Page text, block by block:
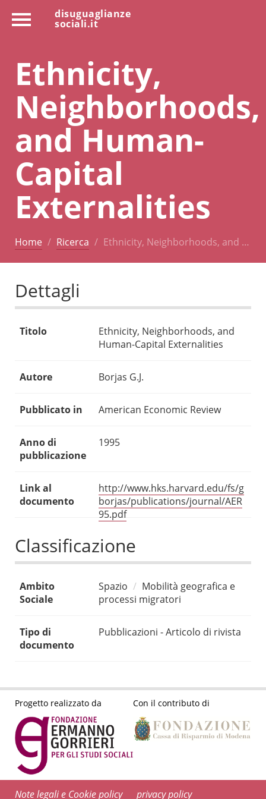
disuguaglianze
sociali.it
Ethnicity,
Neighborhoods,
and Human-
Capital
Externalities
Home Ricerca Ethnicity, Neighborhoods, and …
Dettagli
Titolo
Ethnicity, Neighborhoods, and
Human-Capital Externalities
Autore Borjas G.J.
Pubblicato in American Economic Review
Anno di
pubblicazione
1995
Link al
documento
http://www.hks.harvard.edu/fs/g
borjas/publications/journal/AER
95.pdf
Classificazione
Ambito
Sociale
Spazio
Mobilità geografica e
processi migratori
Tipo di
documento
Pubblicazioni - Articolo di rivista
Progetto realizzato da Con il contributo di
Note legali e Cookie policy privacy policy